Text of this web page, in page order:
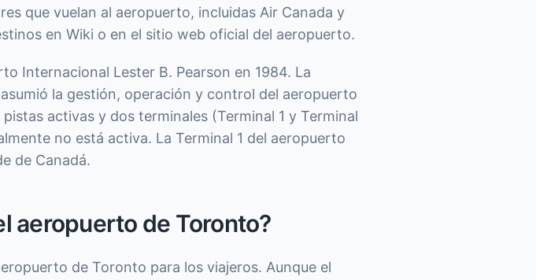
que vuelan al aeropuerto, incluidas Air Canada y
en Wiki o en el sitio web oficial del aeropuerto.
Internacional Lester B. Pearson en 1984. La
la gestión, operación y control del aeropuerto
activas y dos terminales (Terminal 1 y Terminal
no está activa. La Terminal 1 del aeropuerto
de Canadá.
aeropuerto de Toronto?
de Toronto para los viajeros. Aunque el